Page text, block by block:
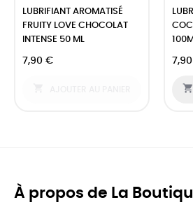
LUBRIFIANT AROMATISÉ
FRUITY LOVE CHOCOLAT
INTENSE 50 ML
7,90 €

À propos de La